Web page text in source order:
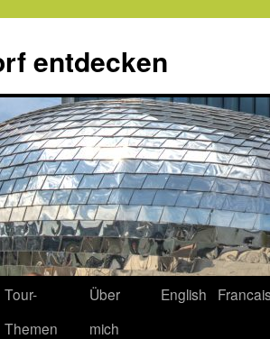
entdecken
Tour-
Themen
Über
mich
English